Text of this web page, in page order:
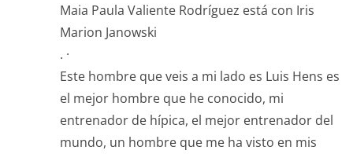
Maia Paula Valiente Rodríguez está con Iris
Marion Janowski
. ·
Este hombre que veis a mi lado es Luis Hens es
el mejor hombre que he conocido, mi
entrenador de hípica, el mejor entrenador del
mundo, un hombre que me ha visto en mis